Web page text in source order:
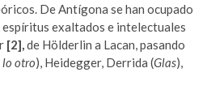
De Antígona se han ocupado
espíritus exaltados e intelectuales
[2],de Hölderlin a Lacan, pasando
lo otro), Heidegger, Derrida (Glas),